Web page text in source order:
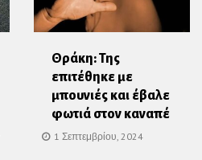
Θράκη: Της
επιτέθηκε με
μπουνιές και έβαλε
φωτιά στον καναπέ
1 Σεπτεμβρίου, 2024